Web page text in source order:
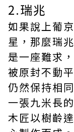
2.瑞兆
如果說上葡
星，那麼瑞
是一座難求
被原封不動
仍然保持相
一張九米長
木匠以樹齡